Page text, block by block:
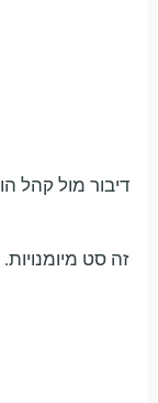
דיבור מול קהל
זה סט מיומנויות.